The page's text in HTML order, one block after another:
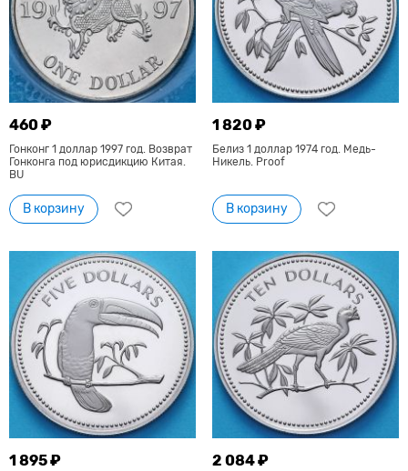
460 ₽
Гонконг 1 доллар 1997 год. Возврат
Гонконга под юрисдикцию Китая.
BU
В корзину
1 820 ₽
Белиз 1 доллар 1974 год. Медь-
Никель. Proof
В корзину
1 895 ₽ 2 084 ₽